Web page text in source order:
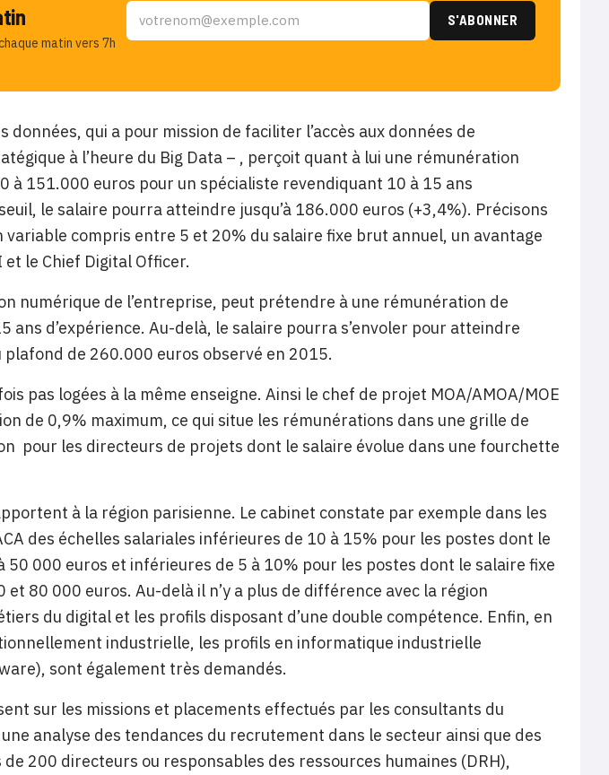
matin vers 7h
données, qui a pour mission de faciliter l’accès aux données de
à l’heure du Big Data – , perçoit quant à lui une rémunération
à 151.000 euros pour un spécialiste revendiquant 10 à 15 ans
le salaire pourra atteindre jusqu’à 186.000 euros (+3,4%). Précisons
variable compris entre 5 et 20% du salaire fixe brut annuel, un avantage
et le Chief Digital Officer.
numérique de l’entreprise, peut prétendre à une rémunération de
ans d’expérience. Au-delà, le salaire pourra s’envoler pour atteindre
plafond de 260.000 euros observé en 2015.
pas logées à la même enseigne. Ainsi le chef de projet MOA/AMOA/MOE
de 0,9% maximum, ce qui situe les rémunérations dans une grille de
pour les directeurs de projets dont le salaire évolue dans une fourchette
à la région parisienne. Le cabinet constate par exemple dans les
des échelles salariales inférieures de 10 à 15% pour les postes dont le
000 euros et inférieures de 5 à 10% pour les postes dont le salaire fixe
80 000 euros. Au-delà il n’y a plus de différence avec la région
du digital et les profils disposant d’une double compétence. Enfin, en
industrielle, les profils en informatique industrielle
sont également très demandés.
sur les missions et placements effectués par les consultants du
analyse des tendances du recrutement dans le secteur ainsi que des
200 directeurs ou responsables des ressources humaines (DRH),